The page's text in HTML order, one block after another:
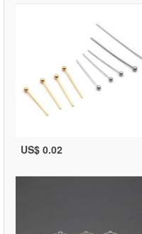
US$ 0.02